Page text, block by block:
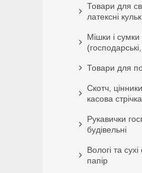
Товари для
латексні
Мішки і сумки
Товари для
Скотч,
касова стрічка
Рукавички
будівельні
Вологі та
папір